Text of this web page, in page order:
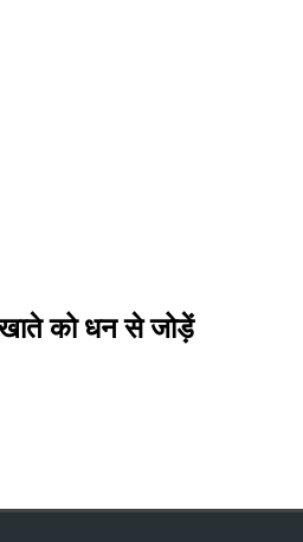
को धन से जोड़ें